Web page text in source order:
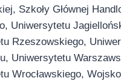
Szkoły Głównej
Uniwersytetu
Rzeszowskiego,
Uniwersytetu
Wrocławskiego,